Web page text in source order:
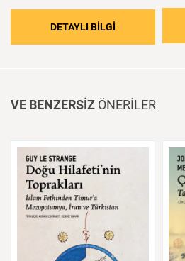
DETAYLI BİLGİ : Ahilik:
VE BENZERSİZ ÖNERİLER